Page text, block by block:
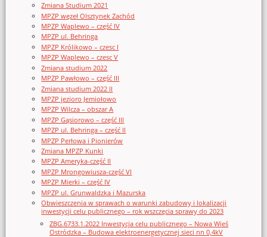
Zmiana Studium 2021
MPZP węzeł Olsztynek Zachód
MPZP Waplewo – część IV
MPZP ul. Behringa
MPZP Królikowo – czesc I
MPZP Waplewo – czesc V
Zmiana studium 2022
MPZP Pawłowo – część III
Zmiana studium 2022 II
MPZP jezioro Jemiołowo
MPZP Wilcza – obszar A
MPZP Gąsiorowo – część III
MPZP ul. Behringa – część II
MPZP Perłowa i Pionierów
Zmiana MPZP Kunki
MPZP Ameryka-część II
MPZP Mrongowiusza-część VI
MPZP Mierki – część IV
MPZP ul. Grunwaldzka i Mazurska
Obwieszczenia w sprawach o warunki zabudowy i lokalizacji
inwestycji celu publicznego – rok wszczęcia sprawy do 2023
ZBG.6733.1.2022 Inwestycja celu publicznego – Nowa Wieś
Ostródzka – Budowa elektroenergetycznej sieci nn 0,4kV